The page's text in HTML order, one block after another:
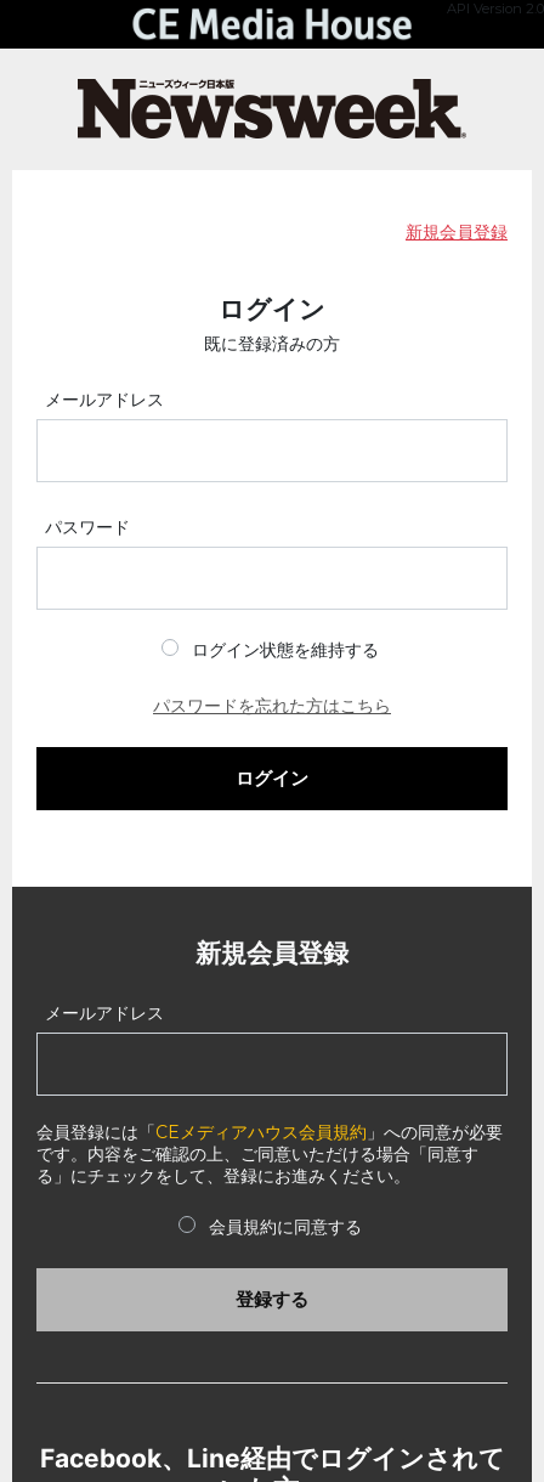
API Version 2.0
新規会員登録
ログイン
既に登録済みの方
メールアドレス
パスワード
ログイン状態を維持する
パスワードを忘れた方はこちら
ログイン
新規会員登録
メールアドレス
会員登録には「CEメディアハウス会員規約 」への同意が必要
です。内容をご確認の上、ご同意いただける場合「同意す
る」にチェックをして、登録にお進みください。
会員規約に同意する
登録する
Facebook、Line経由でログインされて